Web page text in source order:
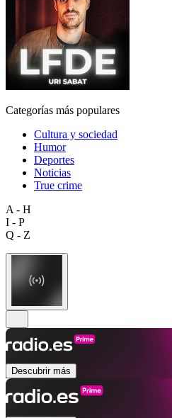
Categorías más populares
Cultura y sociedad
Humor
Deportes
Noticias
True crime
A - H
I - P
Q - Z
Descubrir más